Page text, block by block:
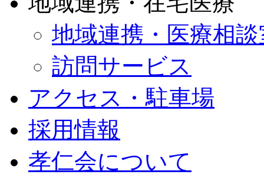
地域連携・医療相談
訪問サービス
アクセス・駐車場
採用情報
孝仁会について